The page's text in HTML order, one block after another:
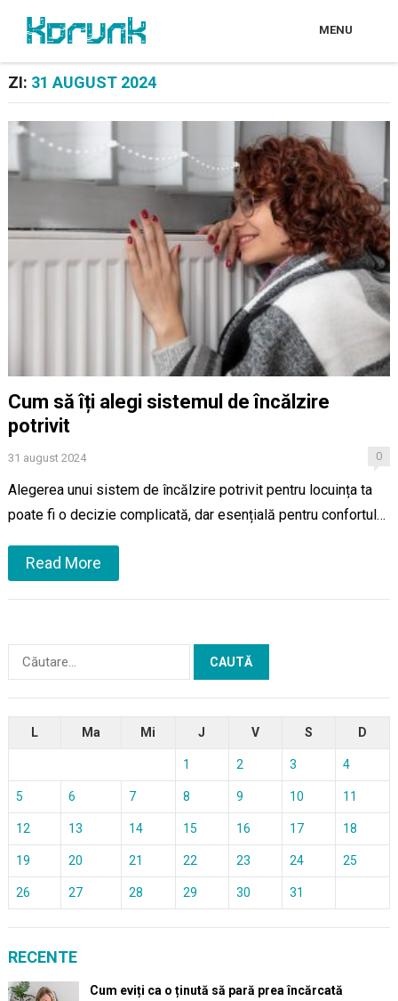
MENU
ZI: 31 AUGUST 2024
Cum să îți alegi sistemul de încălzire
potrivit
31 august 2024 0
Alegerea unui sistem de încălzire potrivit pentru locuința ta
poate fi o decizie complicată, dar esențială pentru confortul…
Read More
după:
L Ma Mi J V S D
1 2 3 4
5 6 7 8 9 10 11
12 13 14 15 16 17 18
19 20 21 22 23 24 25
26 27 28 29 30 31
RECENTE
Cum eviți ca o ținută să pară prea încărcată